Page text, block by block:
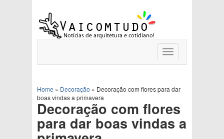
Toggle
navigation
Home » Decoração » Decoração com flores para dar
boas vindas a primavera
Decoração com flores
para dar boas vindas a